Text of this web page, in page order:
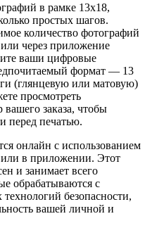
в рамке 13х18,
простых шагов.
количество фотографий
через приложение
ваши цифровые
формат — 13
(глянцевую или матовую)
просмотреть
заказа, чтобы
перед печатью.
онлайн с использованием
или в приложении. Этот
и занимает всего
обрабатываются с
безопасности,
вашей личной и